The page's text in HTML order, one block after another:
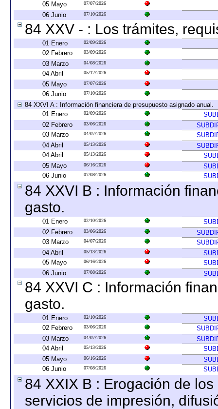
05 Mayo 07/07/2026
06 Junio 07/10/2026
84 XXV - : Los trámites,
01 Enero 02/09/2026
02 Febrero 03/09/2026
03 Marzo 04/08/2026
04 Abril 05/12/2026
05 Mayo 07/07/2026
06 Junio 07/10/2026
84 XXVI A : Información financiera de presupuesto asignado anual.
01 Enero
02/09/2026
02 Febrero
03/06/2026
03 Marzo
04/07/2026
04 Abril
05/13/2026
04 Abril
05/13/2026
05 Mayo
06/16/2026
06 Junio
07/08/2026
84 XXVI B : Información
gasto.
01 Enero 02/10/2026
02 Febrero
03/06/2026
03 Marzo
04/07/2026
04 Abril
05/13/2026
05 Mayo
06/16/2026
06 Junio
07/08/2026
84 XXVI C : Información
gasto.
01 Enero 02/10/2026
02 Febrero
03/06/2026
03 Marzo
04/07/2026
04 Abril
05/13/2026
05 Mayo
06/16/2026
06 Junio
07/08/2026
84 XXIX B : Erogación de
servicios de impresión,